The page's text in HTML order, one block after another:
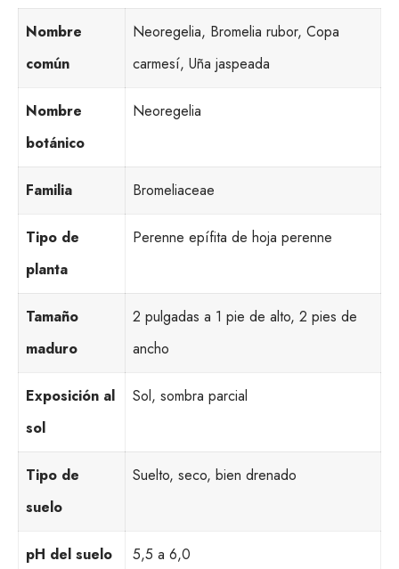
Nombre
común
Neoregelia, Bromelia rubor, Copa
carmesí, Uña jaspeada
Nombre
botánico
Neoregelia
Familia Bromeliaceae
Tipo de
planta
Perenne epífita de hoja perenne
Tamaño
maduro
2 pulgadas a 1 pie de alto, 2 pies de
ancho
Exposición al
sol
Sol, sombra parcial
Tipo de
suelo
Suelto, seco, bien drenado
pH del suelo 5,5 a 6,0